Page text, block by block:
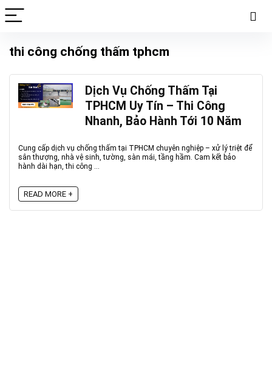
thi công chống thấm tphcm
Dịch Vụ Chống Thấm Tại
TPHCM Uy Tín – Thi Công
Nhanh, Bảo Hành Tới 10 Năm
Cung cấp dịch vụ chống thấm tại TPHCM chuyên nghiệp – xử lý triệt để
sân thượng, nhà vệ sinh, tường, sàn mái, tầng hầm. Cam kết bảo
hành dài hạn, thi công ...
READ MORE +